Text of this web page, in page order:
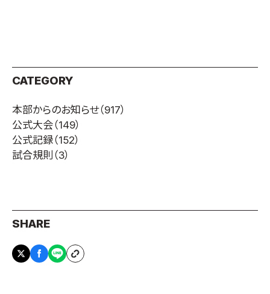
CATEGORY
本部からのお知らせ（917）
公式大会（149）
公式記録（152）
試合規則 （3）
SHARE